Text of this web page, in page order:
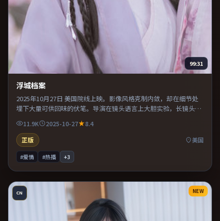
99:31
浮城档案
2025年10月27日 美国院线上映。影像风格克制内敛，却在细节处
埋下大量可供回味的伏笔。导演在镜头语言上大胆实验，长镜头与
特写交替强化压迫感。片尾留白意味深长，值得二刷细品台词与构
图。
11.9K 2025-10-27
8.4
正版
美国
#爱情 #热播 +3
CN NEW